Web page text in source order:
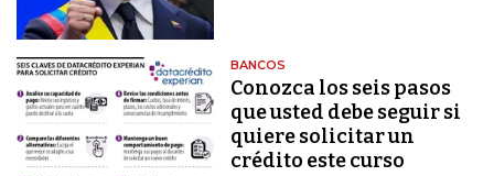
BANCOS
Conozca los seis pasos
que usted debe seguir si
quiere solicitar un
crédito este curso